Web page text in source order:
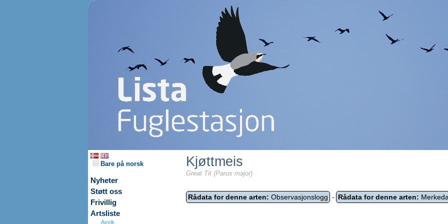
Bare på norsk
Nyheter
Støtt oss
Frivillig
Artsliste
Avvik
Kjøttmeis
Great Tit (Parus major)
Rådata for denne arten: Observasjonslogg - Rådata for denne arten: